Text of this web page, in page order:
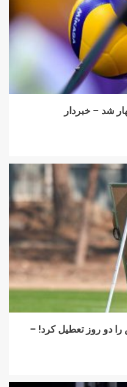
شد – خبردار
دو روز تعطیل کرد! –